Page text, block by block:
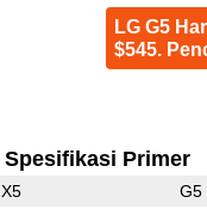
LG G5
$545.
Spesifikasi Primer
X5 G5